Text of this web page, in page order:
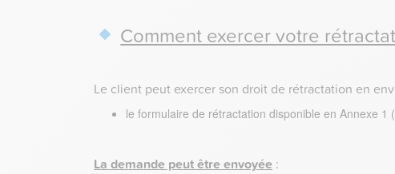
Comment exercer votre
Le client peut exercer son droit de rétractation en
le formulaire de rétractation disponible en Annexe 1
La demande peut être envoyée :